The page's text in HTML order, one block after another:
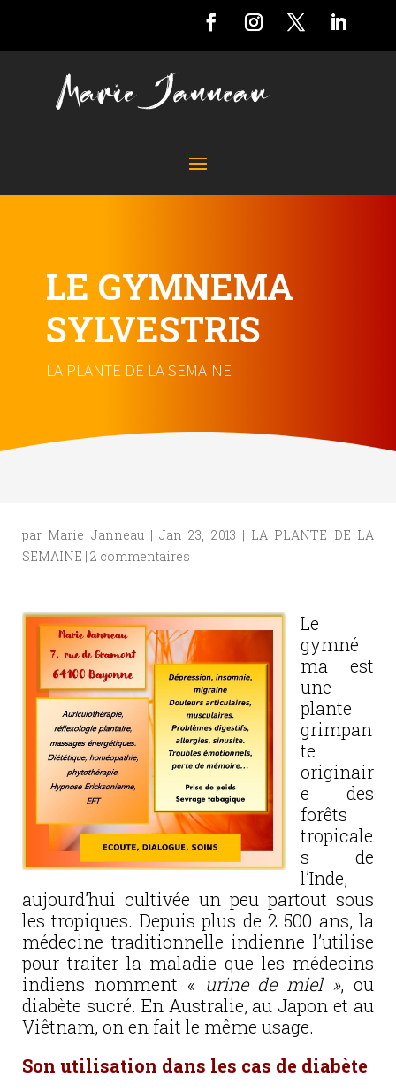
LE GYMNEMA
SYLVESTRIS
LA PLANTE DE LA SEMAINE
par Marie Janneau|Jan 23, 2013 | LA PLANTE DE LA
SEMAINE | 2 commentaires
Le
gymné
ma est
une
plante
grimpan
te
originair
e des
forêts
tropicale
s de
l’Inde,
aujourd’hui cultivée un peu partout sous
les tropiques. Depuis plus de 2 500 ans, la
médecine traditionnelle indienne l’utilise
pour traiter la maladie que les médecins
indiens nomment « urine de miel », ou
diabète sucré. En Australie, au Japon et au
Viêtnam, on en fait le même usage.
Son utilisation dans les cas de diabète